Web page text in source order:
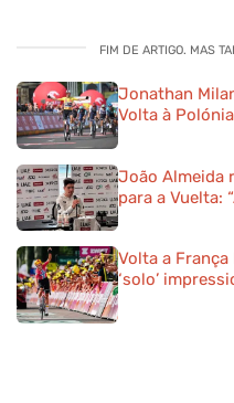
FIM DE ARTIGO. MAS
Jonathan
Volta à Polónia
João Almeida
para a Vuelta:
Volta a França
‘solo’